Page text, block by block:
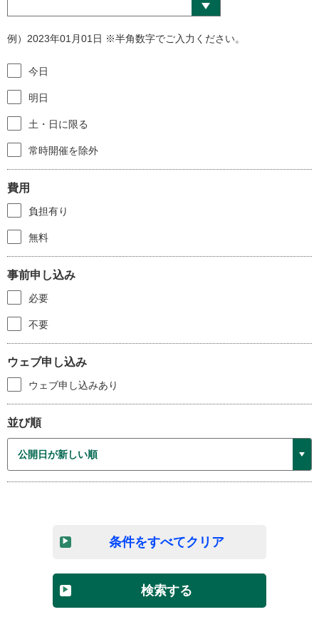
例）2023年01月01日 ※半角数字でご入力ください。
今日
明日
土・日に限る
常時開催を除外
費用
負担有り
無料
事前申し込み
必要
不要
ウェブ申し込み
ウェブ申し込みあり
並び順
条件をすべてクリア
検索する